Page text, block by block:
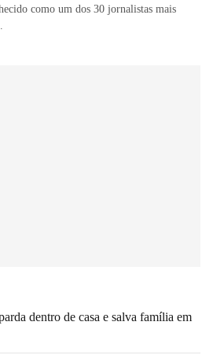
como um dos 30 jornalistas mais
dentro de casa e salva família em